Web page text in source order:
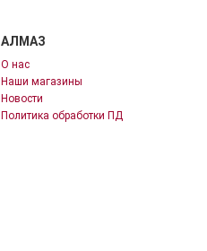
АЛМАЗ
О нас
Наши магазины
Новости
Политика обработки ПД